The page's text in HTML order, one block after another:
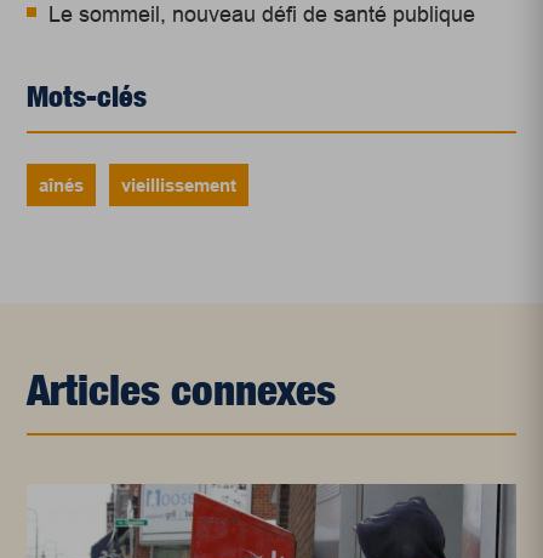
Le sommeil, nouveau défi de santé publique
Mots-clés
aînés vieillissement
Articles connexes